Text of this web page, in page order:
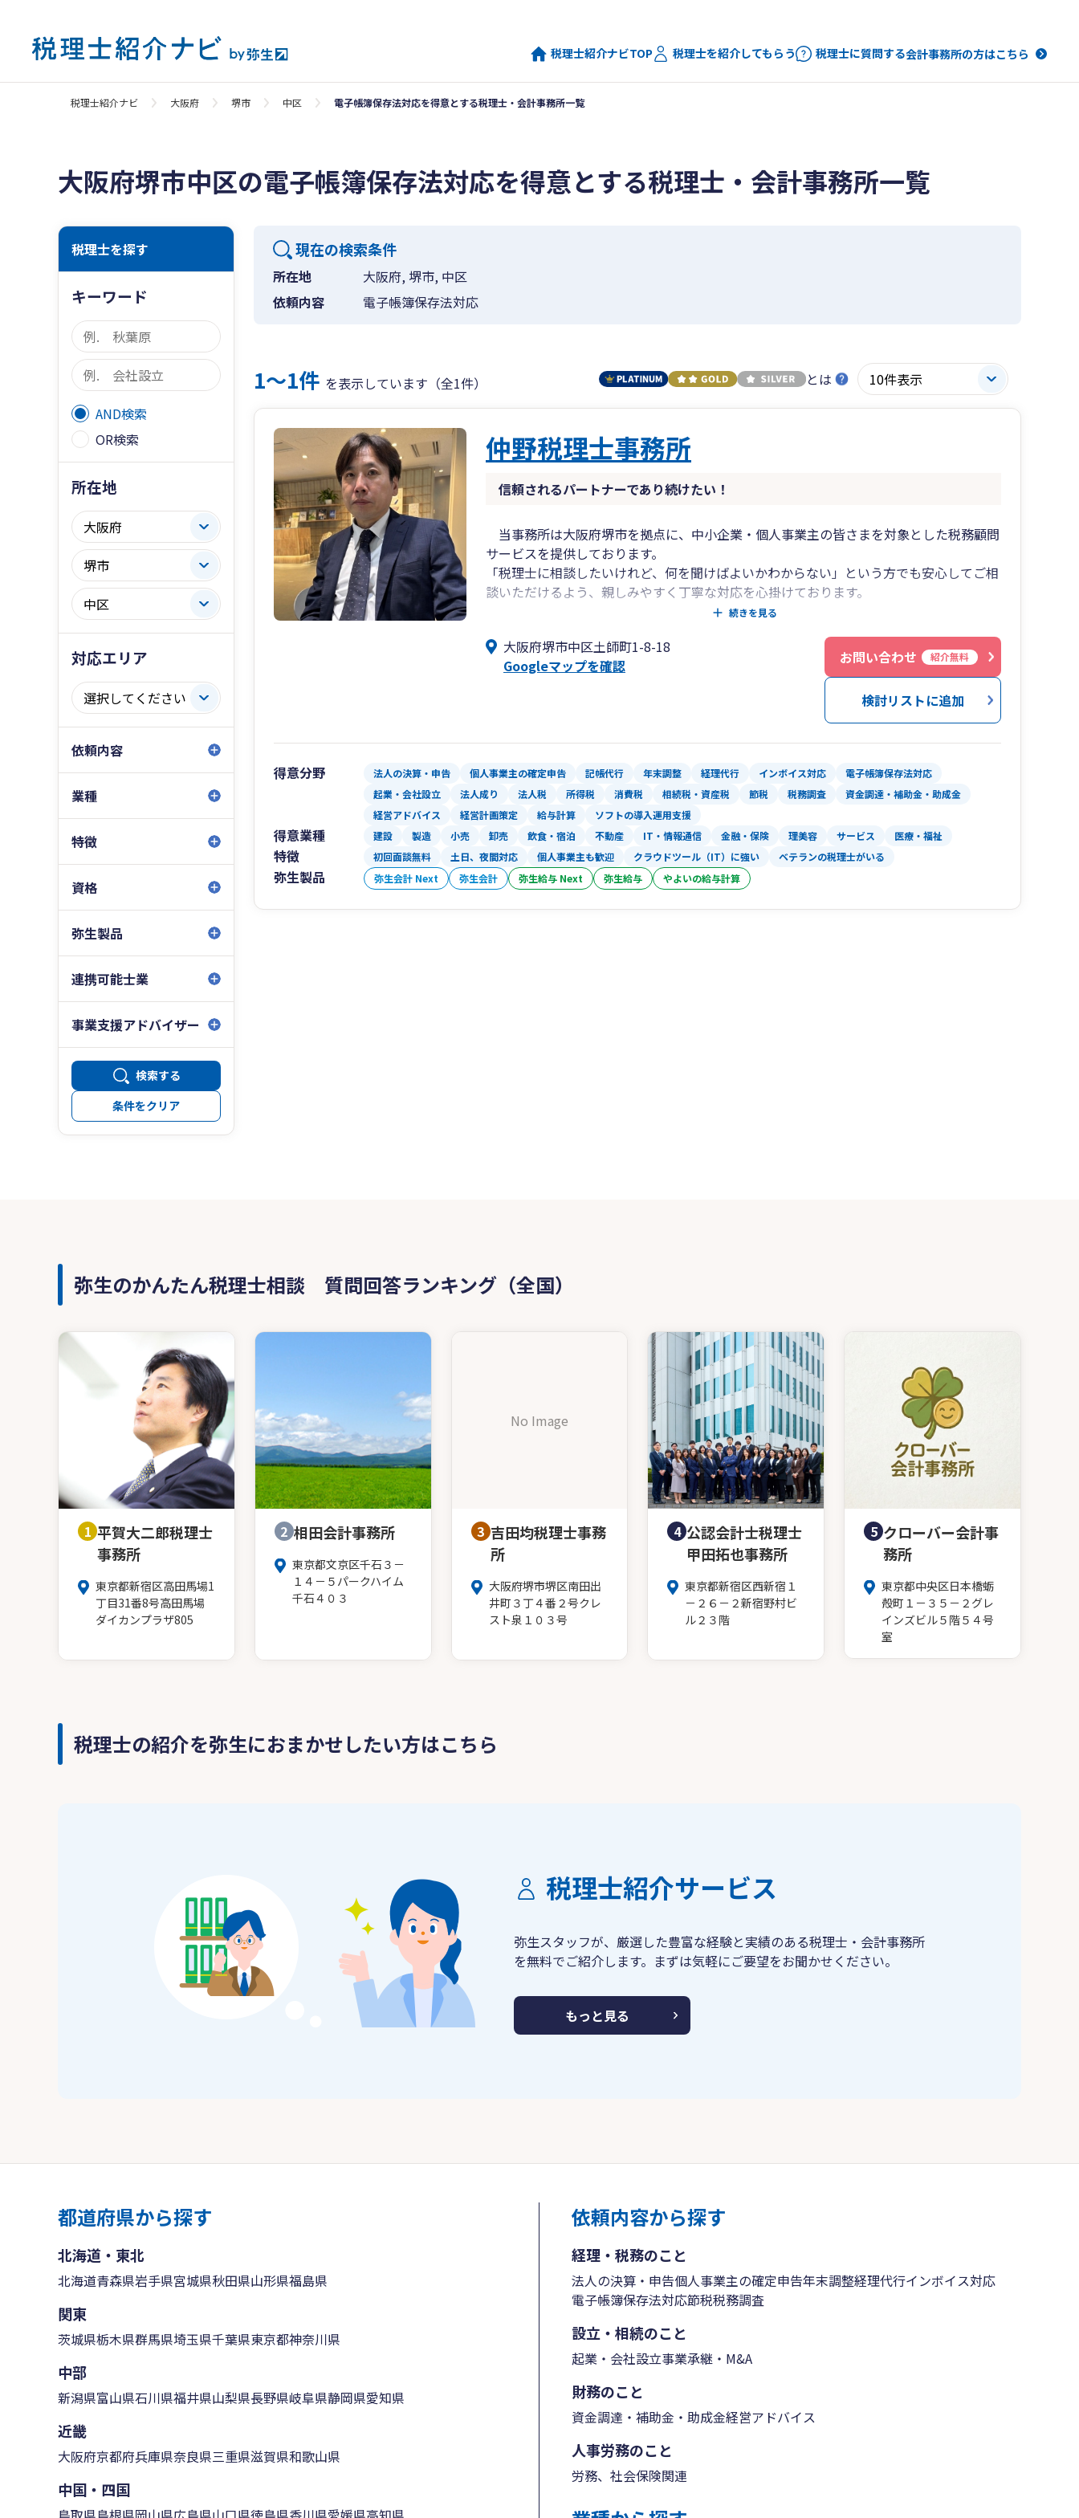
税理士紹介ナビTOP 税理士を紹介してもらう 税理士に質問する会計事務所の方はこちら
税理士紹介ナビ 大阪府 堺市 中区 電子帳簿保存法対応を得意とする税理士・会計事務所一覧
大阪府堺市中区の電子帳簿保存法対応を得意とする税理士・会計事務所一覧
税理士を探す
キーワード
AND検索
OR検索
所在地
対応エリア
依頼内容
業種
特徴
資格
弥生製品
連携可能士業
事業支援アドバイザー
検索する
条件をクリア
現在の検索条件
所在地
大阪府, 堺市, 中区
依頼内容
電子帳簿保存法対応
1〜1件 を表示しています（全1件） とは
仲野税理士事務所
信頼されるパートナーであり続けたい！
当事務所は大阪府堺市を拠点に、中小企業・個人事業主の皆さまを対象とした税務顧問
サービスを提供しております。
「税理士に相談したいけれど、何を聞けばよいかわからない」という方でも安心してご相
談いただけるよう、親しみやすく丁寧な対応を心掛けております。
記帳・決算申告だけでなく、会社設立、法人化、資金繰り、融資相談、クラウド会計導入
お客様一人ひとりの状況に合わせた提案を行い、長期的なパートナーとして事業の成長を
サポートいたします。
続きを見る
大阪府堺市中区土師町1-8-18
Googleマップを確認
お問い合わせ 紹介無料
検討リストに追加
得意分野 法人の決算・申告 個人事業主の確定申告 記帳代行 年末調整 経理代行 インボイス対応
電子帳簿保存法対応
起業・会社設立
法人成り 法人税 所得税 消費税 相続税・資産税 節税 税務調査
資金調達・補助金・助成金
経営アドバイス
経営計画策定 給与計算 ソフトの導入運用支援
得意業種 建設 製造 小売 卸売 飲食・宿泊 不動産 IT・情報通信 金融・保険 理美容 サービス 医療・福祉
特徴 初回面談無料 土日、夜間対応 個人事業主も歓迎 クラウドツール（IT）に強い ベテランの税理士がいる
弥生製品 弥生会計 Next 弥生会計 弥生給与 Next 弥生給与 やよいの給与計算
弥生のかんたん税理士相談 質問回答ランキング（全国）
1 平賀大二郎税理士
事務所
東京都新宿区高田馬場1
丁目31番8号高田馬場
ダイカンプラザ805
2 相田会計事務所
東京都文京区千石３－
１４－５パークハイム
千石４０３
No Image
3 吉田均税理士事務
所
大阪府堺市堺区南田出
井町３丁４番２号クレ
スト泉１０３号
4 公認会計士税理士
甲田拓也事務所
東京都新宿区西新宿１
－２６－２新宿野村ビ
ル２３階
5 クローバー会計事
務所
東京都中央区日本橋蛎
殻町１－３５－２グレ
インズビル５階５４号
室
税理士の紹介を弥生におまかせしたい方はこちら
税理士紹介サービス
弥生スタッフが、厳選した豊富な経験と実績のある税理士・会計事務所
を無料でご紹介します。まずは気軽にご要望をお聞かせください。
もっと見る
都道府県から探す
北海道・東北
北海道青森県岩手県宮城県秋田県山形県福島県
関東
茨城県栃木県群馬県埼玉県千葉県東京都神奈川県
中部
新潟県富山県石川県福井県山梨県長野県岐阜県静岡県愛知県
近畿
大阪府京都府兵庫県奈良県三重県滋賀県和歌山県
中国・四国
依頼内容から探す
経理・税務のこと
法人の決算・申告個人事業主の確定申告年末調整経理代行インボイス対応
電子帳簿保存法対応節税税務調査
設立・相続のこと
起業・会社設立事業承継・M&A
財務のこと
資金調達・補助金・助成金経営アドバイス
人事労務のこと
労務、社会保険関連